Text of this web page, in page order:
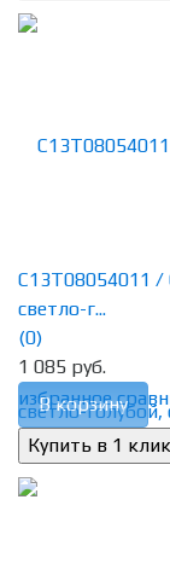
избранное
C13T08054011
светло-г...
(0)
1 085 руб.
В корзину